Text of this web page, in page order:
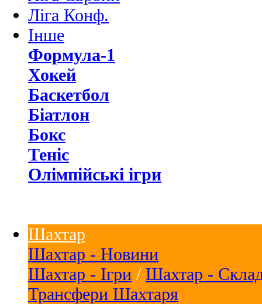
Ліга Конф.
Інше
Формула-1
Хокей
Баскетбол
Біатлон
Бокс
Теніс
Олімпійські ігри
Шахтар
Шахтар - Новини
Шахтар - Ігри / Шахтар -
Трансфери Шахтаря